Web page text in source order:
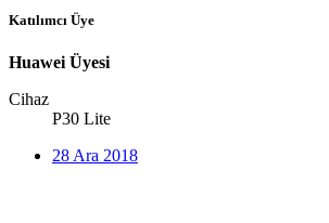
Katılımcı Üye
Huawei Üyesi
Cihaz
P30 Lite
28 Ara 2018